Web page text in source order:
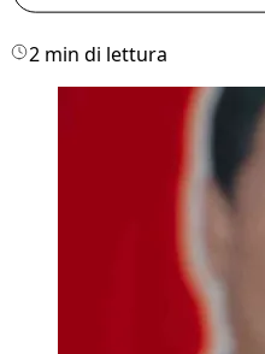
2 min di lettura